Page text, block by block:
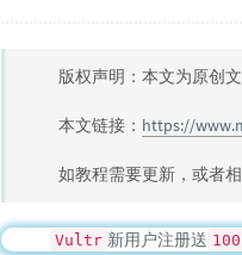
版权声明：本文为原创
本文链接： https://
如教程需要更新，或者
Vultr 新用户注册送 100